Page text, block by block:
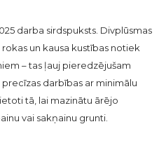
darba sirdspuksts. Divplūsmas
un kausa kustības notiek
– tas ļauj pieredzējušam
darbības ar minimālu
tā, lai mazinātu ārējo
vai sakņainu grunti.